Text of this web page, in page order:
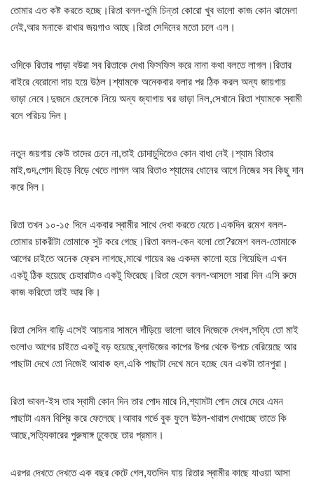
তোমার এত কষ্ট করতে হচ্ছে।রিতা বলল-তুমি চিন্তা কোরো খুব ভালো কাজ কোন ঝামেলা
নেই,আর মনাকে রাখার জয়গাও আছে।রিতা সেদিনের মতো চলে এল।
ওদিকে রিতার পাড়া বউরা সব রিতাকে দেখা ফিসফিস করে নানা কথা বলতে লাগল।রিতার
বাইরে বেরোনো দায় হয়ে উঠল।শ্যামকে অনেকবার বলার পর ঠিক করল অন্য জায়গায়
ভাড়া নেবে।দুজনে ছেলেকে নিয়ে অন্য জ্যাগায় ঘর ভাড়া নিল,সেখানে রিতা শ্যামকে স্বামী
বলে পরিচয় দিল।
নতুন জয়গায় কেউ তাদের চেনে না,তাই চোদাচুদিতেও কোন বাধা নেই।শ্যাম রিতার
মাই,গুদ,পোদ ছিড়ে বিড়ে খেতে লাগল আর রিতাও শ্যামের ধোনের আগে নিজের সব কিছু দান
করে দিল।
রিতা তখন ১০-১৫ দিনে একবার স্বামীর সাথে দেখা করতে যেতে।একদিন রমেশ বলল-
তোমার চাকরীটা তোমাকে সুট করে গেছে।রিতা বলল-কেন বলো তো?রমেশ বলল-তোমাকে
আগের চাইতে অনেক ফ্রেস লাগছে,মাঝে গায়ের রঙ একদম কালো হয়ে গিয়েছিল এখন
একটু ঠিক হয়েছে চেহারাটাও একটু ফিরেছে।রিতা হেসে বলল-আসলে সারা দিন এসি রুমে
কাজ করিতো তাই আর কি।
রিতা সেদিন বাড়ি এসেই আয়নার সামনে দাঁড়িয়ে ভালো ভাবে নিজেকে দেখল,সত্যি তো মাই
গুলোও আগের চাইতে একটু বড় হয়েছে,ব্লাউজের কাপের উপর থেকে উপচে বেরিয়েছে আর
পাছাটা দেখে তো নিজেই আবাক হল,একি পাছাটা দেখে মনে হচ্ছে যেন একটা তানপুরা।
রিতা ভাবল-ইস তার স্বামী কোন দিন তার পোদ মারে নি,শ্যামটা পোদ মেরে মেরে এমন
পাছাটা এমন বিশ্রি করে ফেলেছে।আবার গর্ভে বুক ফুলে উঠল-খারাপ দেখাচ্ছে তাতে কি
আছে,সত্যিকারের পুরুষাঙ্গ ঢুকেছে তার প্রমান।
এরপর দেখতে দেখতে এক বছর কেটে গেল,যতদিন যায় রিতার স্বামীর কাছে যাওয়া আসা